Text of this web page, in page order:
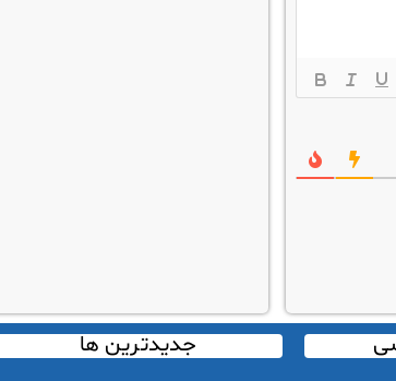
جدیدترین ها